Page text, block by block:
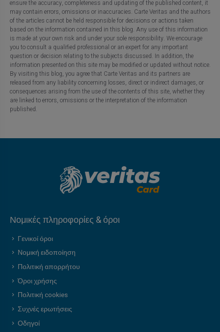
ensure the accuracy, completeness and updating of the published content, it
may contain errors, omissions or inaccuracies. Carte Veritas and the authors
of the articles cannot be held responsible for decisions or actions taken
based on the information contained in this blog. Any use of this information
is made at your own risk and under your sole responsibility. We encourage
you to consult a qualified professional or an expert for any important
question or decision relating to the subjects discussed. In addition, the
information presented on this site may be modified or updated without notice.
By visiting this blog, you agree that Carte Veritas and its partners are
released from any liability concerning losses, direct or indirect damages, or
consequences arising from the use of the contents of this site, whether they
are linked to errors, omissions or the interpretation of the information
published.
Νομικές πληροφορίες & όροι
Γενικοί όροι
Νομική ειδοποίηση
Πολιτική απορρήτου
Όροι χρήσης
Πολιτική cookies
Συχνές ερωτήσεις
Οδηγοί